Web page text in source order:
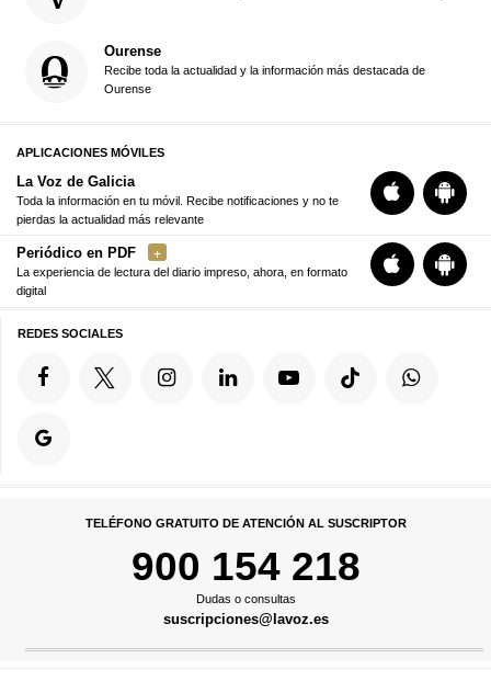
Ourense
Recibe toda la actualidad y la información más destacada de
Ourense
APLICACIONES MÓVILES
La Voz de Galicia
Toda la información en tu móvil. Recibe notificaciones y no te
pierdas la actualidad más relevante
Periódico en PDF
La experiencia de lectura del diario impreso, ahora, en formato
digital
REDES SOCIALES
TELÉFONO GRATUITO DE ATENCIÓN AL SUSCRIPTOR
900 154 218
Dudas o consultas
suscripciones@lavoz.es